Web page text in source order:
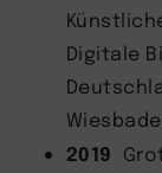
Digitale
2019